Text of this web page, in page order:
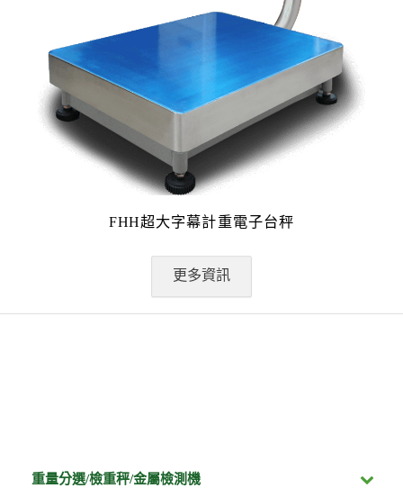
FHH超大字幕計重電子台秤
更多資訊
重量分選/檢重秤/金屬檢測機